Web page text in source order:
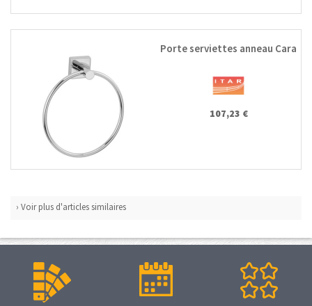
Porte serviettes anneau Cara
107,23 €
› Voir plus d'articles similaires